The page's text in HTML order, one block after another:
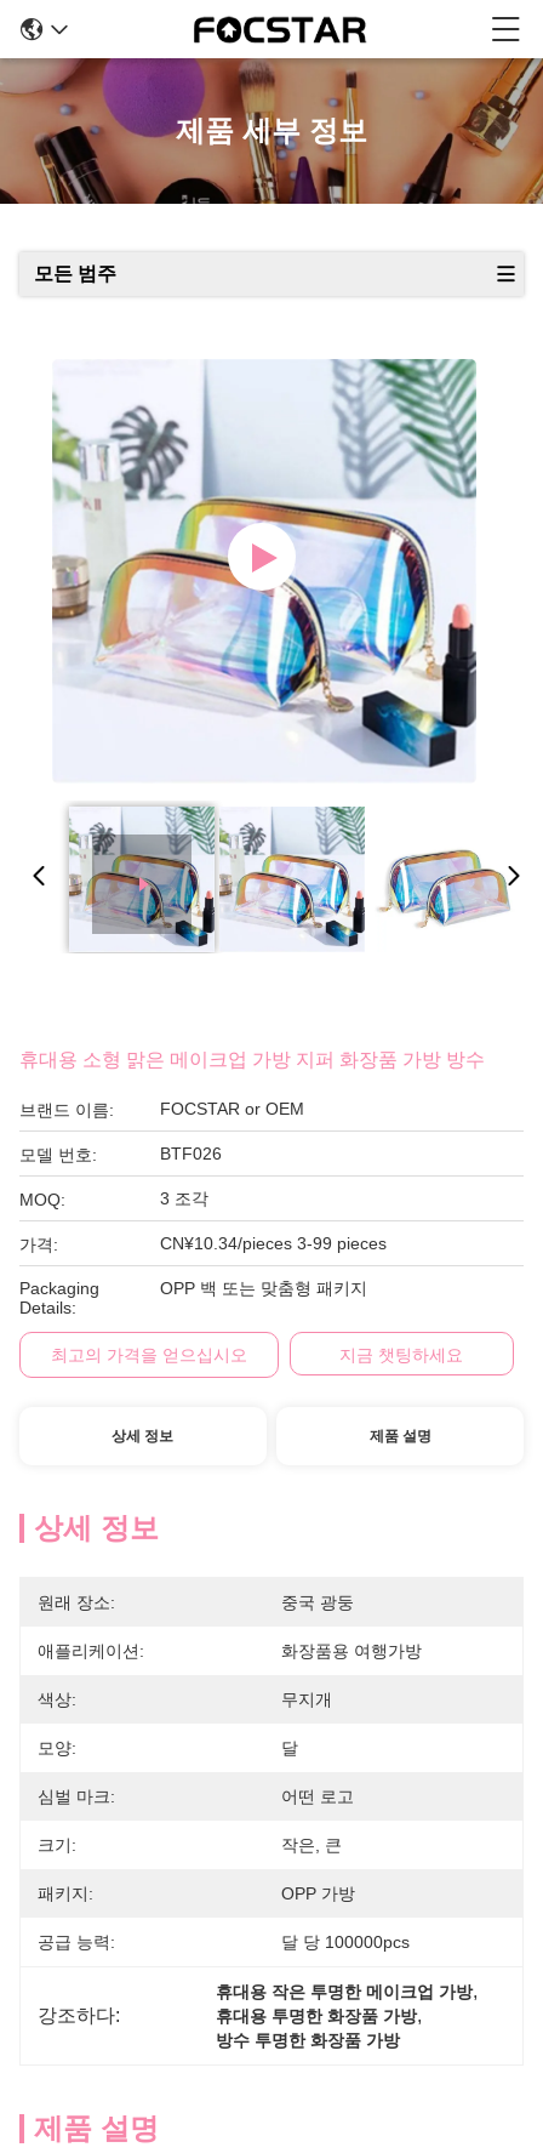
제품 세부 정보
모든 범주
휴대용 소형 맑은 메이크업 가방 지퍼 화장품 가방 방수
브랜드 이름: FOCSTAR or OEM
모델 번호: BTF026
MOQ: 3 조각
가격: CN¥10.34/pieces 3-99 pieces
Packaging
Details:
OPP 백 또는 맞춤형 패키지
최고의 가격을 얻으십시오 지금 챗팅하세요
상세 정보 제품 설명
상세 정보
원래 장소: 중국 광둥
애플리케이션: 화장품용 여행가방
색상: 무지개
모양: 달
심벌 마크: 어떤 로고
크기: 작은, 큰
패키지: OPP 가방
공급 능력: 달 당 100000pcs
강조하다:
휴대용 작은 투명한 메이크업 가방,
휴대용 투명한 화장품 가방,
방수 투명한 화장품 가방
제품 설명